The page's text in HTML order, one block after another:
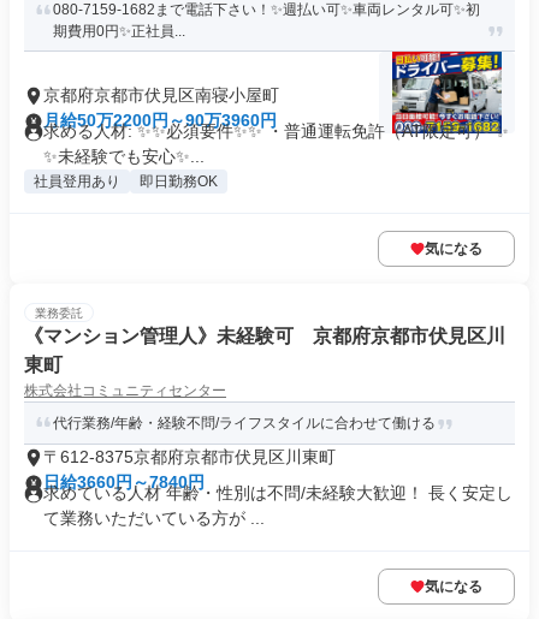
080-7159-1682まで電話下さい！✨週払い可✨車両レンタル可✨初
期費用0円✨正社員...
京都府京都市伏見区南寝小屋町
月給50万2200円～90万3960円
求める人材: ✨✨必須要件✨✨ ・普通運転免許（AT限定可） ✨
✨未経験でも安心✨...
社員登用あり 即日勤務OK
気になる
業務委託
《マンション管理人》未経験可 京都府京都市伏見区川
東町
株式会社コミュニティセンター
代行業務/年齢・経験不問/ライフスタイルに合わせて働ける
〒612-8375京都府京都市伏見区川東町
日給3660円～7840円
求めている人材 年齢・性別は不問/未経験大歓迎！ 長く安定し
て業務いただいている方が ...
気になる